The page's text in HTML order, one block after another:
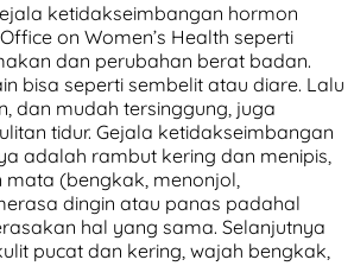
ketidakseimbangan hormon
on Women’s Health seperti
dan perubahan berat badan.
bisa seperti sembelit atau diare. Lalu
dan mudah tersinggung, juga
tidur. Gejala ketidakseimbangan
adalah rambut kering dan menipis,
(bengkak, menonjol,
dingin atau panas padahal
hal yang sama. Selanjutnya
pucat dan kering, wajah bengkak,